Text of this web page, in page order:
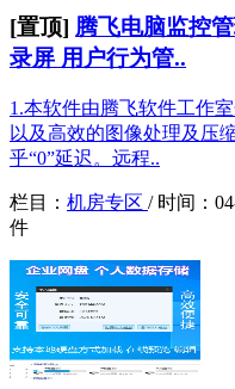
[置顶] 腾飞电脑监控
录屏 用户行为管..
1.本软件由腾飞软件工作
以及高效的图像处理及压
乎“0”延迟。远程..
栏目： 机房专区 / 时间：
件